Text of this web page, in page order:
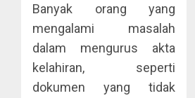
Banyak orang yang
mengalami masalah
dalam mengurus akta
kelahiran, seperti
dokumen yang tidak